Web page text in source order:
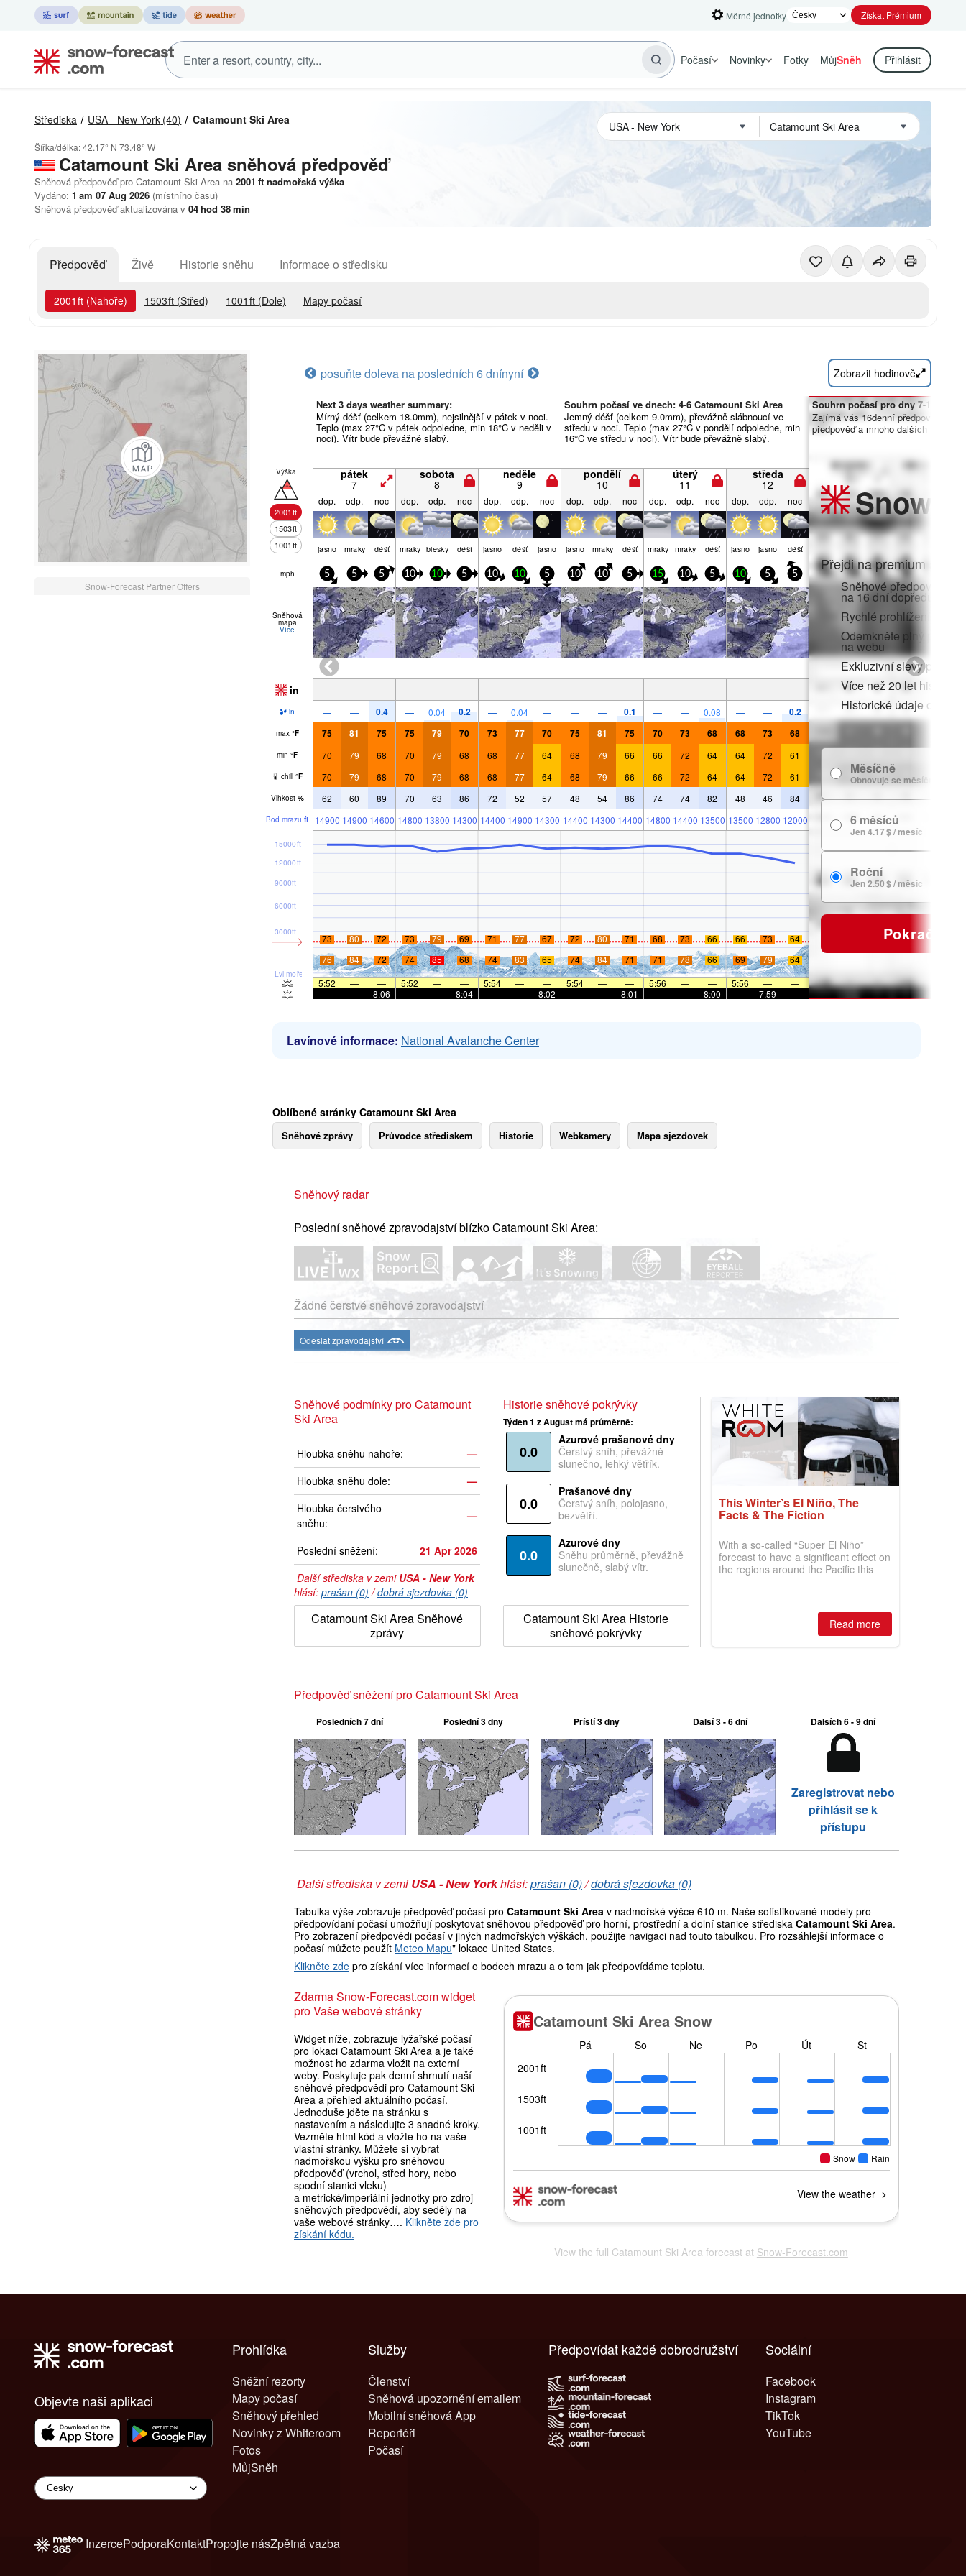
Měrné jednotky Získat Prémium
Počasí Novinky Fotky MůjSněh Přihlásit
Střediska USA - New York (40) Catamount Ski Area
Šířka/délka:42.17° N 73.48° W
Catamount Ski Area sněhová předpověď
Sněhová předpověď pro Catamount Ski Area na 2001 ft nadmořská výška
Vydáno: 1 am 07 Aug 2026 (místního času)
Sněhová předpověď aktualizována v 04hod 38min
Předpověď Živě Historie sněhu Informace o středisku
2001 ft (Nahoře) 1503ft (Střed) 1001 ft (Dole) Mapy počasí
Snow-Forecast Partner Offers
posuňte doleva na posledních 6 dnínyní Zobrazit hodinově
Next 3 days weather summary:
Mírný déšť (celkem 18.0mm), nejsilnější v pátek v noci.
Teplo (max 27°C v pátek odpoledne, min 18°C v neděli v
noci). Vítr bude převážně slabý.
Souhrn počasí ve dnech: 4-6 Catamount Ski Area
Jemný déšť (celkem 9.0mm), převážně slábnoucí ve
středu v noci. Teplo (max 27°C v pondělí odpoledne, min
16°C ve středu v noci). Vítr bude převážně slabý.
Výška
2001ft
1503ft
1001ft
pátek
7
sobota
8
neděle
9
pondělí
10
úterý
11
středa
12
dop. odp. noc dop. odp. noc dop. odp. noc dop. odp. noc dop. odp. noc dop. odp. noc
jasno mraky déšť mraky blesky déšť jasno déšť jasno jasno mraky déšť mraky mraky déšť jasno jasno déšť
mph 5 5 5 10 10 5 10 10 5 10 10 5 15 10 5 10 5 5
Sněhová
mapa
Více
in — — — — — — — — — — — — — — — — — —
in — — 0.4 — 0.04 0.2 — 0.04 — — — 0.1 — — 0.08 — — 0.2
max °F 75 81 75 75 79 70 73 77 70 75 81 75 70 73 68 68 73 68
min °F 70 79 68 70 79 68 68 77 64 68 79 66 66 72 64 64 72 61
chill °F 70 79 68 70 79 68 68 77 64 68 79 66 66 72 64 64 72 61
Vlhkost % 62 60 89 70 63 86 72 52 57 48 54 86 74 74 82 48 46 84
Bod mrazu ft 14900 14900 14600 14800 13800 14300 14400 14900 14300 14400 14300 14400 14800 14400 13500 13500 12800 12000
Lvl moře
3000ft
6000ft
9000ft
12000ft
15000ft
73 80 72 73 79 69 71 77 67 72 80 71 68 73 66 66 73
64
76
84 72 74 85 68 74 83 65 74 84 71 71 78 66 69 79
64
5:52
— — 5:52 — — 5:54 — — 5:54 — — 5:56 — — 5:56 —
—
—
— 8:06 — — 8:04 — — 8:02 — — 8:01 — — 8:00 — 7:59 —
Souhrn počasí pro dny 7-16:
Zajímá vás 16denní předpověď?
předpověď a mnoho dalších funkcí
Snow
Přejdi na premium a
Sněhové předpovědi
na 16 dní dopředu
Rychlé prohlížení bez
Odemkněte plný
na webu
Exkluzivní slevy pro
Více než 20 let historie
Historické údaje o
Měsíčně
Obnovuje se měsíčně
6 měsíců
Jen 4.17 $ / měsíc
Roční
Jen 2.50 $ / měsíc
Pokračovat
Lavínové informace: National Avalanche Center
Oblíbené stránky Catamount Ski Area
Sněhové zprávy Průvodce střediskem Historie Webkamery Mapa sjezdovek
Sněhový radar
Poslední sněhové zpravodajství blízko Catamount Ski Area:
Žádné čerstvé sněhové zpravodajství
Odeslat zpravodajství
Sněhové podmínky pro Catamount
Ski Area
Hloubka sněhu nahoře:
—
Hloubka sněhu dole:
—
Hloubka čerstvého
sněhu:
—
Poslední sněžení:
21 Apr 2026
Další střediska v zemi USA - New York
hlásí: prašan (0) /dobrá sjezdovka (0)
Catamount Ski Area Sněhové
zprávy
Historie sněhové pokrývky
Týden 1 z August má průměrně:
0.0
Azurové prašanové dny
Čerstvý sníh, převážně
slunečno, lehký větřík.
0.0
Prašanové dny
Čerstvý sníh, polojasno,
bezvětří.
0.0
Azurové dny
Sněhu průměrně, převážně
slunečně, slabý vítr.
Catamount Ski Area Historie
sněhové pokrývky
This Winter’s El Niño, The
Facts & The Fiction
With a so-called “Super El Niño”
forecast to have a significant effect on
the regions around the Pacific this
Read more
Předpověď sněžení pro Catamount Ski Area
Posledních 7 dní Poslední 3 dny Příští 3 dny Další 3 - 6 dní Dalších 6 - 9 dní
Zaregistrovat nebo
přihlásit se k
přístupu
Další střediska v zemi USA - New Yorkhlásí:prašan (0)/dobrá sjezdovka (0)
Tabulka výše zobrazuje předpověď počasí pro Catamount Ski Area v nadmořské výšce 610 m. Naše sofistikované modely pro
předpovídaní počasí umožňují poskytovat sněhovou předpověď pro horní, prostřední a dolní stanice střediska Catamount Ski Area.
Pro zobrazení předpovědi počasí v jiných nadmořských výškách, použijte navigaci nad touto tabulkou. Pro rozsáhlejší informace o
počasí můžete použít Meteo Mapu" lokace United States.
Klikněte zde pro získání více informací o bodech mrazu a o tom jak předpovídáme teplotu.
Zdarma Snow-Forecast.com widget
pro Vaše webové stránky
Widget níže, zobrazuje lyžařské počasí
pro lokaci Catamount Ski Area a je také
možnost ho zdarma vložit na externí
weby. Poskytuje pak denní shrnutí naší
sněhové předpovědi pro Catamount Ski
Area a přehled aktuálního počasí.
Jednoduše jděte na stránku s
nastavením a následujte 3 snadné kroky.
Vezměte html kód a vložte ho na vaše
vlastní stránky. Můžete si vybrat
nadmořskou výšku pro sněhovou
předpověď (vrchol, střed hory, nebo
spodní stanici vleku)
a metrické/imperiální jednotky pro zdroj
sněhových předpovědí, aby seděly na
vaše webové stránky…. Klikněte zde pro
získání kódu.
View the full Catamount Ski Area forecast at Snow-Forecast.com
Objevte naši aplikaci
Prohlídka
Sněžní rezorty
Mapy počasí
Sněhový přehled
Novinky z Whiteroom
Fotos
MůjSněh
Služby
Členství
Sněhová upozornění emailem
Mobilní sněhová App
Reportéři
Počasí
Sociální
Facebook
Instagram
TikTok
YouTube
Předpovídat každé dobrodružství
InzercePodporaKontaktPropojte násZpětná vazba